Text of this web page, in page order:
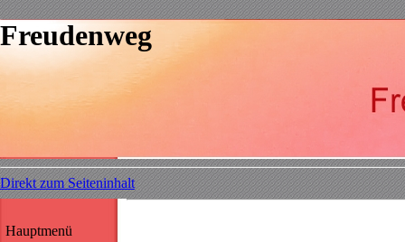
Freudenweg
Direkt zum Seiteninhalt
Hauptmenü